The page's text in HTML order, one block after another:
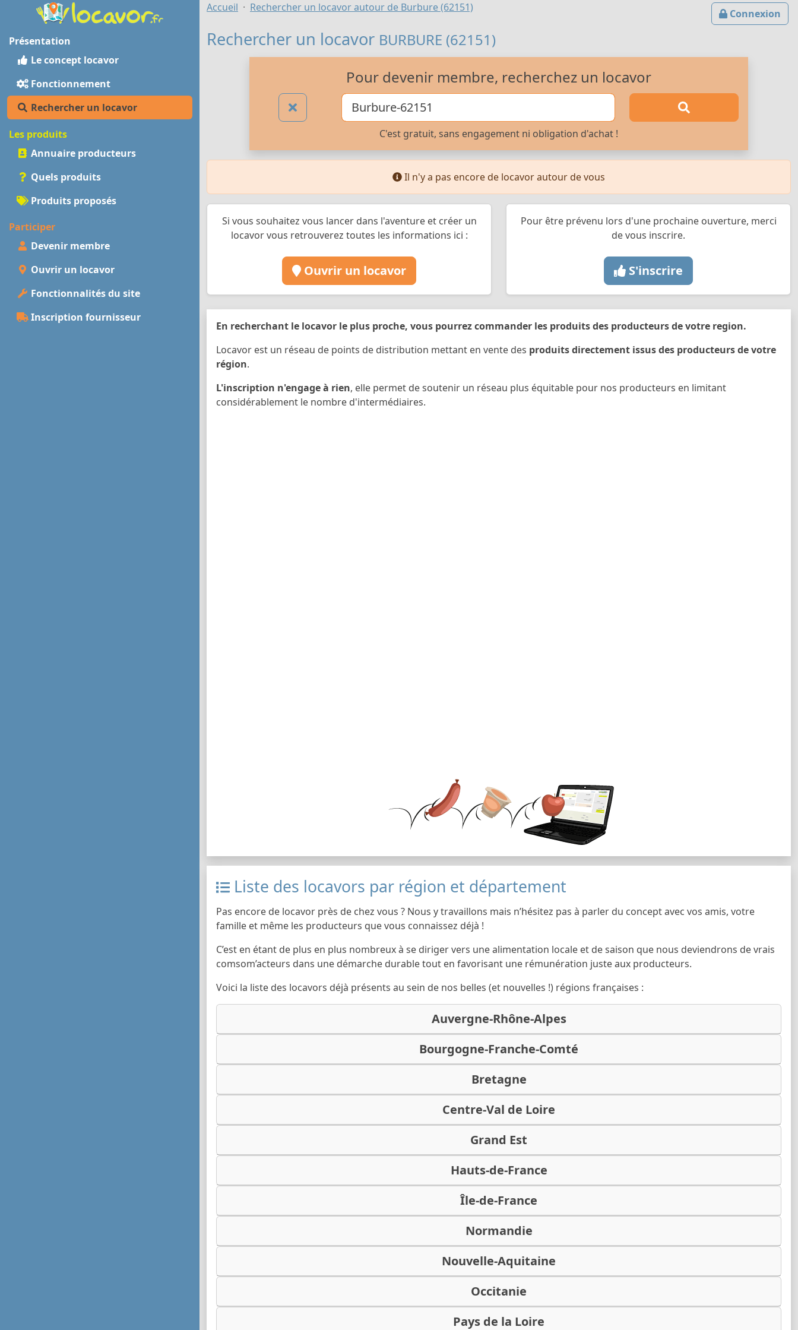
Présentation
Le concept locavor
Fonctionnement
Rechercher un locavor
Les produits
Annuaire producteurs
Quels produits
Produits proposés
Participer
Devenir membre
Ouvrir un locavor
Fonctionnalités du site
Inscription fournisseur
Connexion
Accueil Rechercher un locavor autour de Burbure (62151)
Rechercher un locavor BURBURE (62151)
Pour devenir membre, recherchez un locavor
C'est gratuit, sans engagement ni obligation d'achat !
Il n'y a pas encore de locavor autour de vous
Si vous souhaitez vous lancer dans l'aventure et créer un
locavor vous retrouverez toutes les informations ici :
Ouvrir un locavor
Pour être prévenu lors d'une prochaine ouverture, merci
de vous inscrire.
S'inscrire
En recherchant le locavor le plus proche, vous pourrez commander les produits des producteurs de votre region.
Locavor est un réseau de points de distribution mettant en vente des produits directement issus des producteurs de votre
région.
L'inscription n'engage à rien, elle permet de soutenir un réseau plus équitable pour nos producteurs en limitant
considérablement le nombre d'intermédiaires.
Liste des locavors par région et département
Pas encore de locavor près de chez vous ? Nous y travaillons mais n’hésitez pas à parler du concept avec vos amis, votre
famille et même les producteurs que vous connaissez déjà !
C’est en étant de plus en plus nombreux à se diriger vers une alimentation locale et de saison que nous deviendrons de vrais
comsom’acteurs dans une démarche durable tout en favorisant une rémunération juste aux producteurs.
Voici la liste des locavors déjà présents au sein de nos belles (et nouvelles !) régions françaises :
Auvergne-Rhône-Alpes
Bourgogne-Franche-Comté
Bretagne
Centre-Val de Loire
Grand Est
Hauts-de-France
Île-de-France
Normandie
Nouvelle-Aquitaine
Occitanie
Pays de la Loire